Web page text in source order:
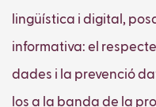
lingüística i digital,
informativa: el
dades i la prevenció
los a la banda de la